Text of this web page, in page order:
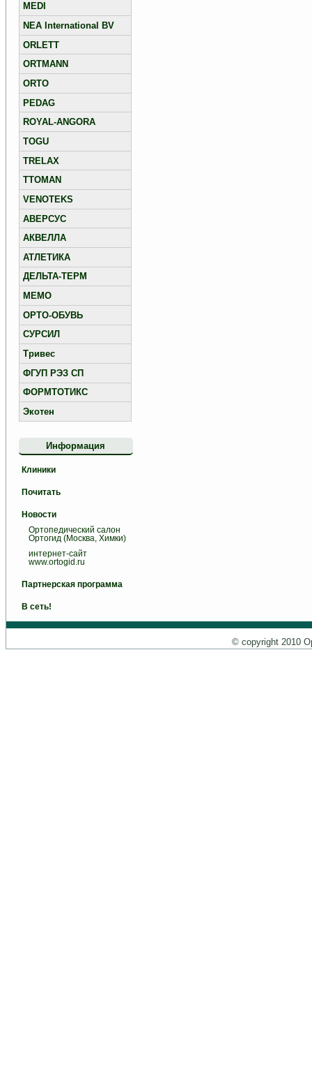
MEDI
NEA International BV
ORLETT
ORTMANN
ORTO
PEDAG
ROYAL-ANGORA
TOGU
TRELAX
TTOMAN
VENOTEKS
АВЕРСУС
АКВЕЛЛА
АТЛЕТИКА
ДЕЛЬТА-ТЕРМ
МЕМО
ОРТО-ОБУВЬ
СУРСИЛ
Тривес
ФГУП РЭЗ СП
ФОРМТОТИКС
Экотен
Информация
Клиники
Почитать
Новости
Ортопедический салон
Ортогид (Москва, Химки)
интернет-сайт
www.ortogid.ru
Партнерская программа
В сеть!
© copyright 2010